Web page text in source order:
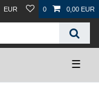
EUR 0 0,00 EUR
☰